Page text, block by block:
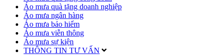
Áo mưa quà tặng doanh nghiệp
Áo mưa ngân hàng
Áo mưa bảo hiểm
Áo mưa viễn thông
Áo mưa sự kiện
THÔNG TIN TƯ VẤN